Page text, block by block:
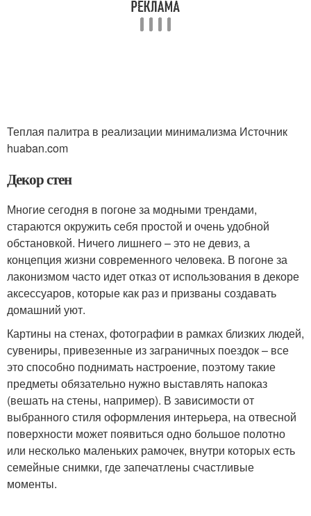
Теплая палитра в реализации минимализма Источник
huaban.com
Декор стен
Многие сегодня в погоне за модными трендами,
стараются окружить себя простой и очень удобной
обстановкой. Ничего лишнего – это не девиз, а
концепция жизни современного человека. В погоне за
лаконизмом часто идет отказ от использования в декоре
аксессуаров, которые как раз и призваны создавать
домашний уют.
Картины на стенах, фотографии в рамках близких людей,
сувениры, привезенные из заграничных поездок – все
это способно поднимать настроение, поэтому такие
предметы обязательно нужно выставлять напоказ
(вешать на стены, например). В зависимости от
выбранного стиля оформления интерьера, на отвесной
поверхности может появиться одно большое полотно
или несколько маленьких рамочек, внутри которых есть
семейные снимки, где запечатлены счастливые
моменты.